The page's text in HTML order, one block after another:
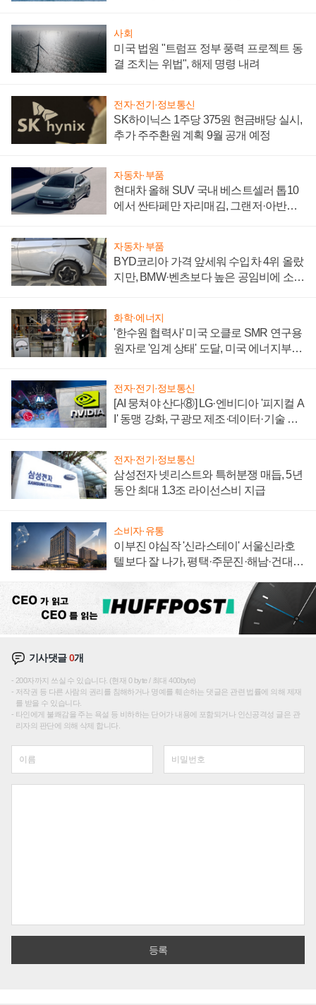
사회
미국 법원 "트럼프 정부 풍력 프로젝트 동
결 조치는 위법", 해제 명령 내려
전자·전기·정보통신
SK하이닉스 1주당 375원 현금배당 실시,
추가 주주환원 계획 9월 공개 예정
자동차·부품
현대차 올해 SUV 국내 베스트셀러 톱10
에서 싼타페만 자리매김, 그랜저·아반떼
자동차·부품
BYD코리아 가격 앞세워 수입차 4위 올랐
지만, BMW·벤츠보다 높은 공임비에 소비
화학·에너지
'한수원 협력사' 미국 오클로 SMR 연구용
원자로 '임계 상태' 도달, 미국 에너지부
전자·전기·정보통신
[AI 뭉쳐야 산다⑧] LG·엔비디아 '피지컬 A
I' 동맹 강화, 구광모 제조·데이터·기술 결
전자·전기·정보통신
삼성전자 넷리스트와 특허분쟁 매듭, 5년
동안 최대 1.3조 라이선스비 지급
소비자·유통
이부진 야심작 '신라스테이' 서울신라호
텔보다 잘 나가, 평택·주문진·해남·건대로
기사댓글0개
200자까지 쓰실 수 있습니다. (현재 0 byte / 최대 400byte)
저작권 등 다른 사람의 권리를 침해하거나 명예를 훼손하는 댓글은 관련 법률에 의해 제재
를 받을 수 있습니다.
타인에게 불쾌감을 주는 욕설 등 비하하는 단어가 내용에 포함되거나 인신공격성 글은 관
리자의 판단에 의해 삭제 합니다.